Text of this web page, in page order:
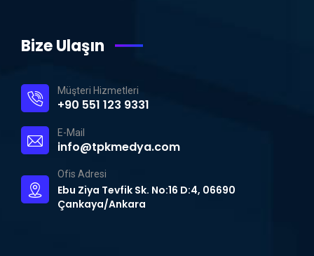
Bize Ulaşın
Müşteri Hizmetleri
+90 551 123 9331
E-Mail
info@tpkmedya.com
Ofis Adresi
Ebu Ziya Tevfik Sk. No:16 D:4, 06690
Çankaya/Ankara